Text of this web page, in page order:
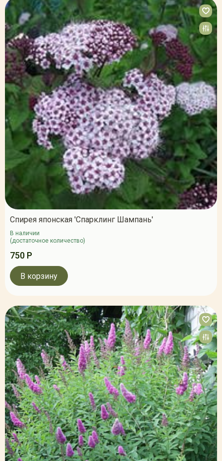
Спирея японская 'Спарклинг Шампань'
В наличии
(достаточное количество)
750 Р
В корзину